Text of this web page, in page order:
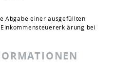
Abgabe einer ausgefüllten
bei